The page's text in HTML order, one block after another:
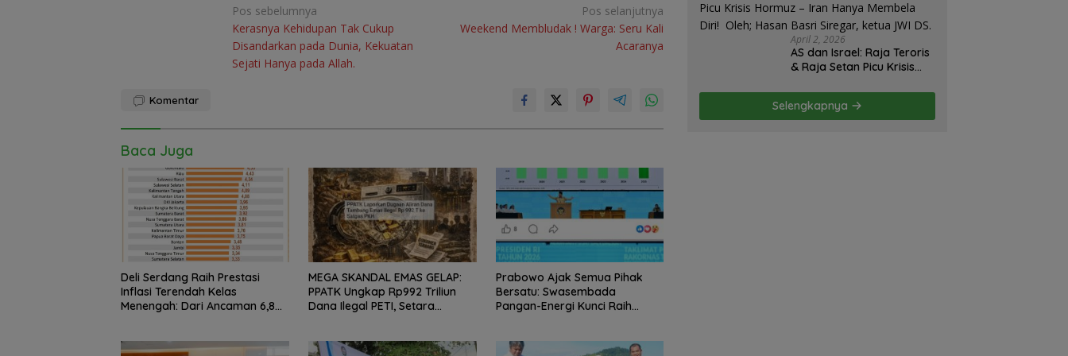
Navigasi
pos
Pos sebelumnya
Kerasnya Kehidupan Tak Cukup
Disandarkan pada Dunia, Kekuatan
Sejati Hanya pada Allah.
Pos selanjutnya
Weekend Membludak ! Warga: Seru Kali
Acaranya
Komentar
Baca Juga
Deli Serdang Raih Prestasi
Inflasi Terendah Kelas
Menengah: Dari Ancaman 6,8%
MEGA SKANDAL EMAS GELAP:
PPATK Ungkap Rp992 Triliun
Dana Ilegal PETI, Setara
Prabowo Ajak Semua Pihak
Bersatu: Swasembada
Pangan-Energi Kunci Raih
Hasan Basri Siregar.
April 2, 2026
AS dan Israel: Raja Teroris
& Raja Setan Picu Krisis
Membela Diri! Oleh; Hasan
Basri Siregar, ketua JWI
DS.
Selengkapnya